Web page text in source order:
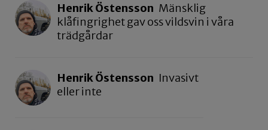
Henrik Östensson Mänsklig
klåfingrighet gav oss vildsvin i våra
trädgårdar
Henrik Östensson Invasivt
eller inte